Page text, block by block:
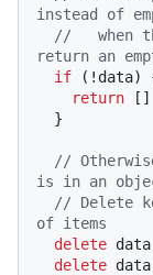
instead of
//   when
return an
if (!data)
return []
//
is in an
// Delete
of items
delete
delete